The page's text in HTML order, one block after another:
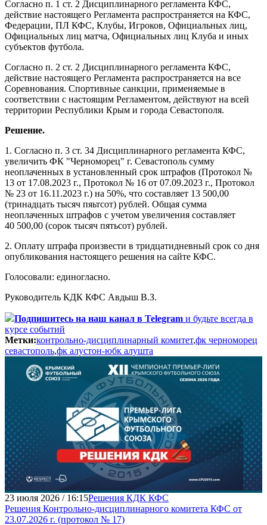
Согласно п. 1 ст. 2 Дисциплинарного регламента КФС,
действие настоящего Регламента распространяется на КФС,
Федерации, ПЛ КФС, Клубы, Игроков, Официальных лиц,
Официальных лиц матча, Официальных лиц Клуба и иных
субъектов футбола.
Согласно п. 2 ст. 2 Дисциплинарного регламента КФС,
действие настоящего Регламента распространяется на все
Соревнования. Спортивные санкции, применяемые в
соответствии с настоящим Регламентом, действуют на всей
территории Республики Крым и города Севастополя.
Решение.
1. Согласно п. 3 ст. 34 Дисциплинарного регламента КФС,
увеличить ФК "Черноморец" г. Севастополь сумму
неоплаченных в установленный срок штрафов (Протокол №
13 от 17.08.2023 г., Протокол № 16 от 07.09.2023 г., Протокол
№ 23 от 16.11.2023 г.) на 50%, что составляет 13 500,00
(тринадцать тысяч пяьтсот) рублей. Общая сумма
неоплаченных штрафов с учетом увеличения составляет
40 500,00 (сорок тысяч пятьсот) рублей.
2. Оплату штрафа произвести в тридцатидневный срок со дня
опубликования настоящего решения на сайте КФС.
Голосовали: единогласно.
Руководитель КДК КФС Авдыш В.З.
Подпишитесь на наш канал в Telegram и будьте всегда в
курсе событий
Метки:контрольно-дисциплинарный комитет,фк черноморец
севастополь,фк алустон-юбк алушта
23 июля 2026 / 16:15Решения КДК КФС
Решения Контрольно-дисциплинарного комитета КФС от
23.07.2026 г. (протокол № 17)